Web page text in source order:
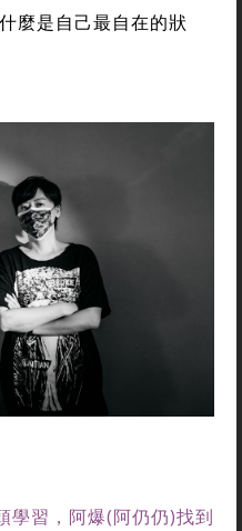
麼是自己最自在的狀
學習，阿爆(阿仍仍)找到